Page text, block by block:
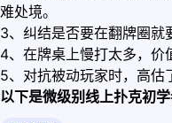
难处境。
3、纠结是否要在翻牌圈就
4、在牌桌上慢打太多，价
5、对抗被动玩家时，高估
以下是微级别线上扑克初